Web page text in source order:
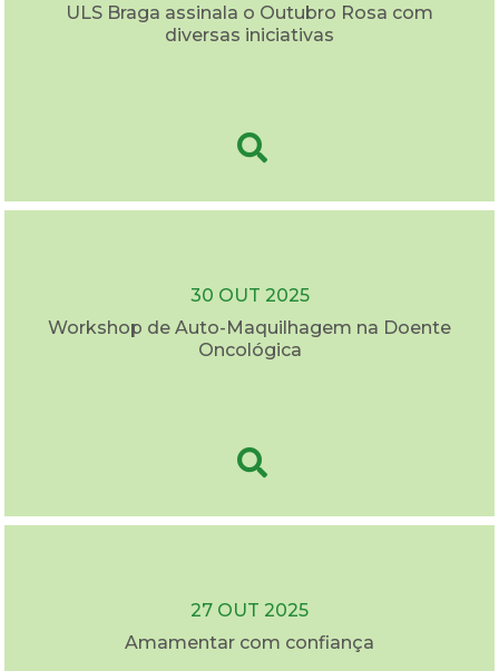
ULS Braga assinala o Outubro Rosa com
diversas iniciativas
30 OUT 2025
Workshop de Auto-Maquilhagem na Doente
Oncológica
27 OUT 2025
Amamentar com confiança